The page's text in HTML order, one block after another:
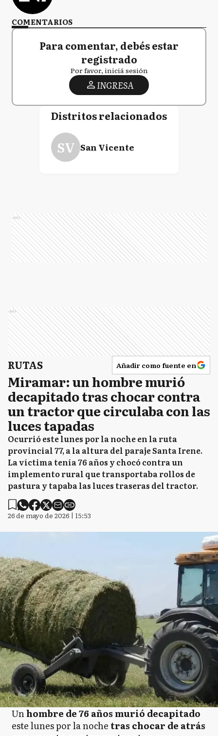
COMENTARIOS
Para comentar, debés estar
registrado
Por favor, iniciá sesión
INGRESA
Distritos relacionados
SV San Vicente
Ads
Ads
RUTAS Añadir como fuente en
Miramar: un hombre murió
decapitado tras chocar contra
un tractor que circulaba con las
luces tapadas
Ocurrió este lunes por la noche en la ruta
provincial 77, a la altura del paraje Santa Irene.
La víctima tenía 76 años y chocó contra un
implemento rural que transportaba rollos de
pastura y tapaba las luces traseras del tractor.
26 de mayo de 2026 | 15:53
Unhombre de 76 años murió decapitado
este lunes por la noche tras chocar de atrás